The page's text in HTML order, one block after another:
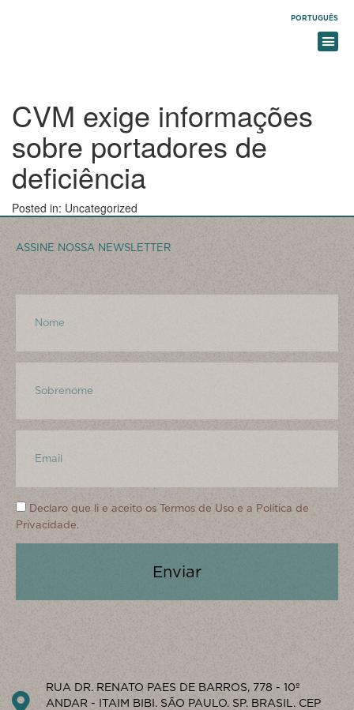
PORTUGUÊS
CVM exige informações
sobre portadores de
deficiência
Posted in: Uncategorized
ASSINE NOSSA NEWSLETTER
Declaro que li e aceito os Termos de Uso e a Política de
Privacidade.
Enviar
RUA DR. RENATO PAES DE BARROS, 778 - 10º
ANDAR - ITAIM BIBI. SÃO PAULO. SP. BRASIL. CEP